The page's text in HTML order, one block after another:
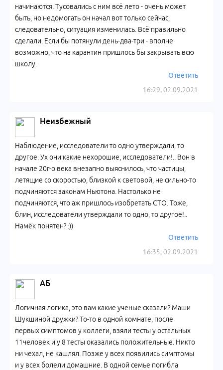
16:29, 02.09.2021
начинаются. Тусовались с ним всё лето - очень может
быть, но недомогать он начал вот только сейчас,
следовательно, ситуация изменилась. Всё правильно
сделали. Если бы потянули день-два-три - вполне
возможно, что на карантин пришлось бы закрывать всю
школу.
Ответить
Неизбежный
16:35, 02.09.2021
Наблюдение, исследователи то одно утверждали, то
другое. Ух они какие нехорошие, исследователи!.. Вон в
начале 20г-о века внезапно выяснилось, что частицы,
летящие со скоростью, близкой к световой, не сильно-то
подчиняются законам Ньютона. Настолько не
подчиняются, что аж пришлось изобретать СТО. Тоже,
блин, исследователи утверждали то одно, то другое!..
Намёк понятен? :))
Ответить
АБ
Логичная логика, это вам какие ученые сказали? Маши
Шукшиной дружки? То-то в одной комнате, после
первых симптомов у коллеги, взяли тесты у остальных
11человек и у 8 тесты оказались положительные. Никто
ни чехал, не кашлял. Позже у всех появились симптомы
и у всех болели домашние. В одной семье погибла